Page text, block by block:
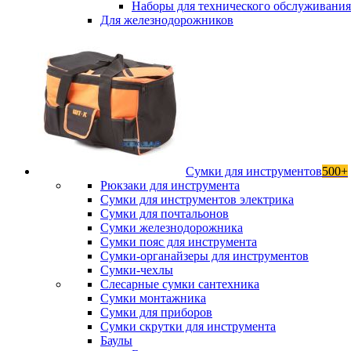
Наборы для технического
Для железнодорожников
Сумки для инструментов500+
Рюкзаки для инструмента
Сумки для инструментов электрика
Сумки для почтальонов
Сумки железнодорожника
Сумки пояс для инструмента
Сумки-органайзеры для инструментов
Сумки-чехлы
Слесарные сумки сантехника
Сумки монтажника
Сумки для приборов
Сумки скрутки для инструмента
Баулы